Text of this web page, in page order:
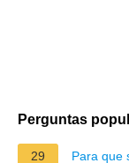
Perguntas
29 Para que